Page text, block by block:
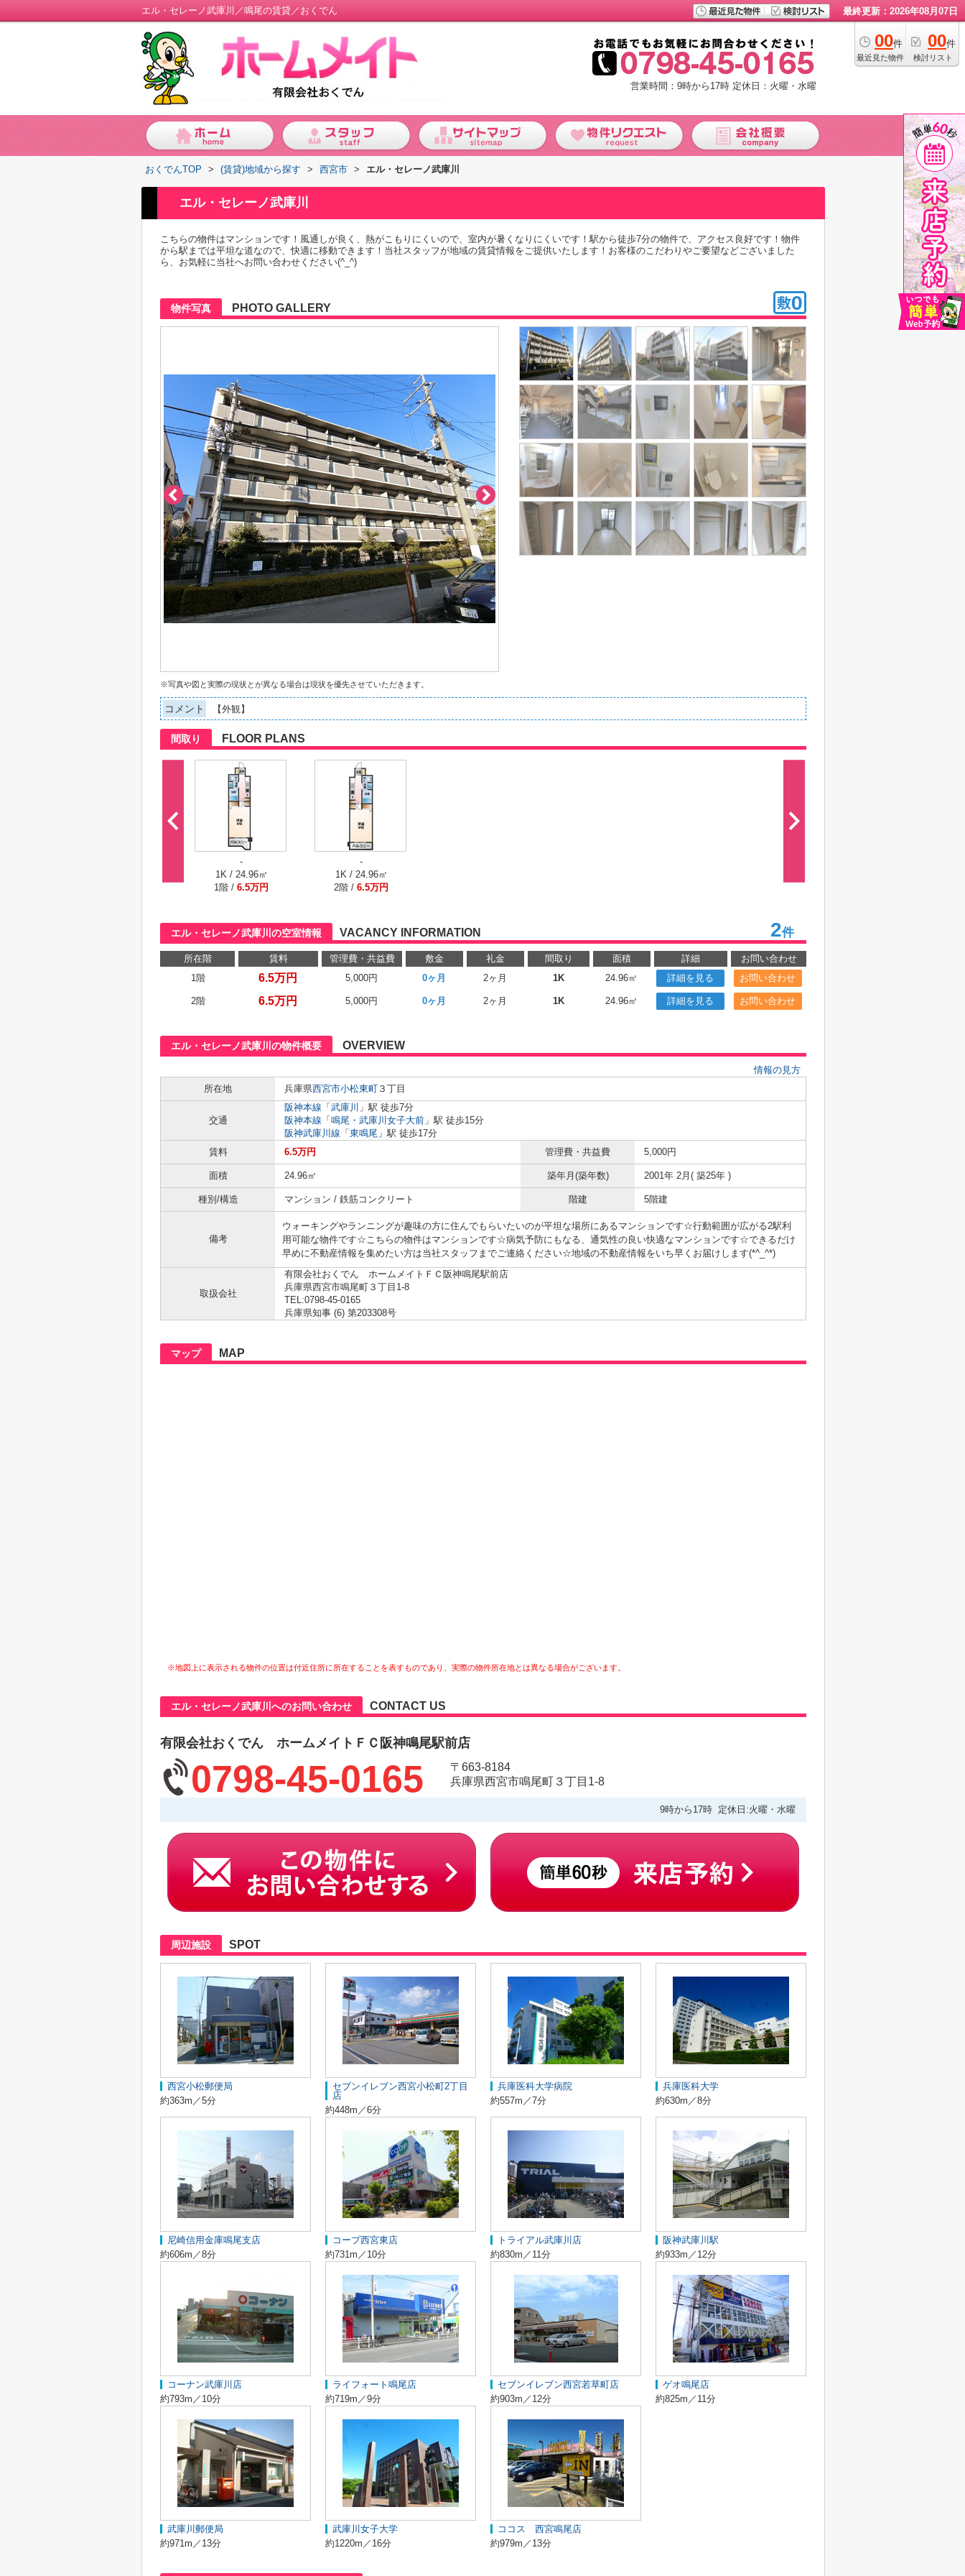
エル・セレーノ武庫川／鳴尾の賃貸／おくでん 最終更新：2026年08月07日
00件
最近見た物件
00件
検討リスト
営業時間：9時から17時 定休日：火曜・水曜
おくでんTOP > (賃貸)地域から探す > 西宮市 > エル・セレーノ武庫川
エル・セレーノ武庫川
こちらの物件はマンションです！風通しが良く、熱がこもりにくいので、室内が暑くなりにくいです！駅から徒歩7分の物件で、アクセス良好です！物件
から駅までは平坦な道なので、快適に移動できます！当社スタッフが地域の賃貸情報をご提供いたします！お客様のこだわりやご要望などございました
ら、お気軽に当社へお問い合わせください(^_^)
物件写真 PHOTO GALLERY
※写真や図と実際の現状とが異なる場合は現状を優先させていただきます。
コメント 【外観】
間取り FLOOR PLANS
-
1K / 24.96㎡
1階 / 6.5万円
-
1K / 24.96㎡
2階 / 6.5万円
エル・セレーノ武庫川の空室情報 VACANCY INFORMATION 2件
所在階 賃料 管理費・共益費 敷金 礼金 間取り 面積 詳細
お問い合わせ
1階
6.5万円 5,000円 0ヶ月 2ヶ月 1K 24.96㎡ 詳細を見る お問い合わせ
2階 6.5万円 5,000円 0ヶ月 2ヶ月 1K 24.96㎡ 詳細を見る お問い合わせ
エル・セレーノ武庫川の物件概要 OVERVIEW
情報の見方
所在地
兵庫県西宮市小松東町 ３丁目
交通
阪神本線 「 武庫川 」駅 徒歩7分
阪神本線 「 鳴尾・武庫川女子大前 」駅 徒歩15分
阪神武庫川線 「 東鳴尾 」駅 徒歩17分
賃料
6.5万円 管理費・共益費 5,000円
面積 24.96㎡ 築年月(築年数) 2001年 2月( 築25年 )
種別/構造 マンション / 鉄筋コンクリート 階建 5階建
備考
ウォーキングやランニングが趣味の方に住んでもらいたいのが平坦な場所にあるマンションです☆行動範囲が広がる2駅利
用可能な物件です☆こちらの物件はマンションです☆病気予防にもなる、通気性の良い快適なマンションです☆できるだけ
早めに不動産情報を集めたい方は当社スタッフまでご連絡ください☆地域の不動産情報をいち早くお届けします(*^_^*)
取扱会社
有限会社おくでん ホームメイトＦＣ阪神鳴尾駅前店
兵庫県西宮市鳴尾町３丁目1-8
TEL:0798-45-0165
兵庫県知事 (6) 第203308号
マップ MAP
※地図上に表示される物件の位置は付近住所に所在することを表すものであり、実際の物件所在地とは異なる場合がございます。
エル・セレーノ武庫川へのお問い合わせ CONTACT US
有限会社おくでん ホームメイトＦＣ阪神鳴尾駅前店
0798-45-0165
〒663-8184
兵庫県西宮市鳴尾町３丁目1-8
9時から17時 定休日:火曜・水曜
周辺施設 SPOT
西宮小松郵便局
約363m／5分
セブンイレブン西宮小松町2丁目
店
約448m／6分
兵庫医科大学病院
約557m／7分
兵庫医科大学
約630m／8分
尼崎信用金庫鳴尾支店
約606m／8分
コープ西宮東店
約731m／10分
トライアル武庫川店
約830m／11分
阪神武庫川駅
約933m／12分
コーナン武庫川店
約793m／10分
ライフォート鳴尾店
約719m／9分
セブンイレブン西宮若草町店
約903m／12分
ゲオ鳴尾店
約825m／11分
武庫川郵便局
約971m／13分
武庫川女子大学
約1220m／16分
ココス 西宮鳴尾店
約979m／13分